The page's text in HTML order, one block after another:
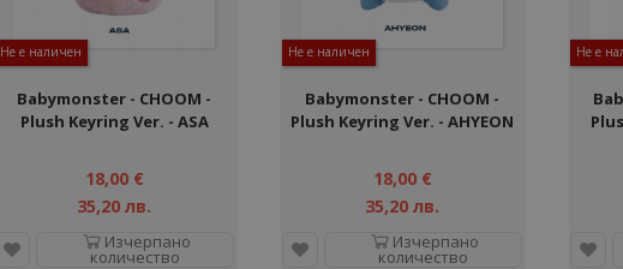
Не е наличен
Babymonster - CHOOM -
Plush Keyring Ver. - ASA
18,00 €
35,20 лв.
Изчерпано
количество
Не е наличен
Babymonster - CHOOM -
Plush Keyring Ver. - AHYEON
18,00 €
35,20 лв.
Изчерпано
количество
Не е